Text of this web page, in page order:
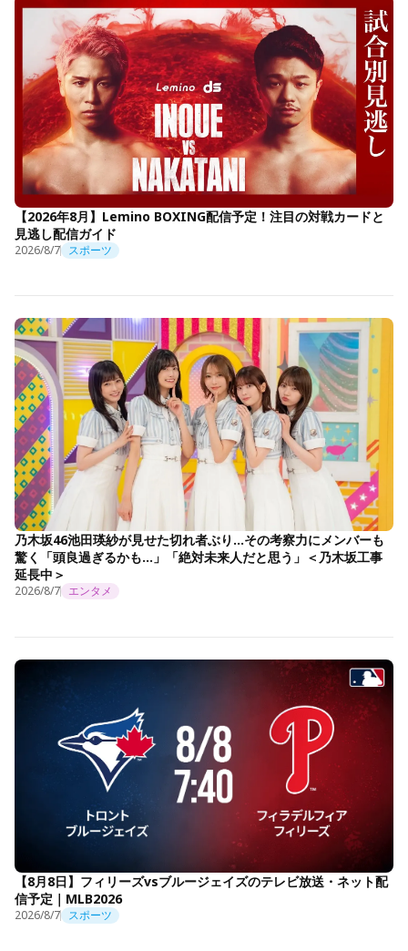
【2026年8月】Lemino BOXING配信予定！注目の対戦カードと
見逃し配信ガイド
2026/8/7 スポーツ
乃木坂46池田瑛紗が見せた切れ者ぶり…その考察力にメンバーも
驚く「頭良過ぎるかも…」「絶対未来人だと思う」＜乃木坂工事
延長中＞
2026/8/7 エンタメ
【8月8日】フィリーズvsブルージェイズのテレビ放送・ネット配
信予定｜MLB2026
2026/8/7 スポーツ